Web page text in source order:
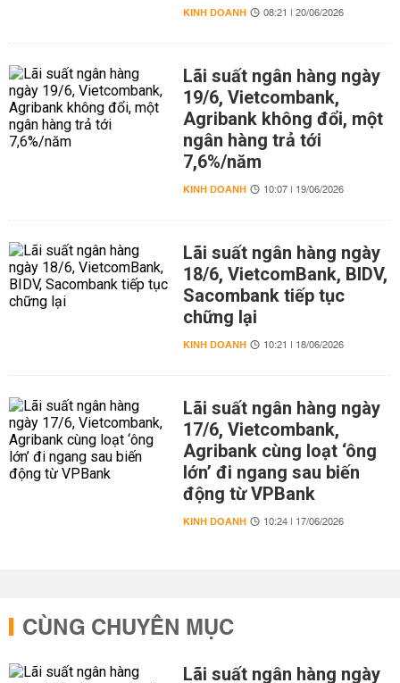
KINH DOANH 08:21 | 20/06/2026
Lãi suất ngân hàng ngày
19/6, Vietcombank,
Agribank không đổi, một
ngân hàng trả tới
7,6%/năm
KINH DOANH 10:07 | 19/06/2026
Lãi suất ngân hàng ngày
18/6, VietcomBank, BIDV,
Sacombank tiếp tục
chững lại
KINH DOANH 10:21 | 18/06/2026
Lãi suất ngân hàng ngày
17/6, Vietcombank,
Agribank cùng loạt ‘ông
lớn’ đi ngang sau biến
động từ VPBank
KINH DOANH 10:24 | 17/06/2026
CÙNG CHUYÊN MỤC
Lãi suất ngân hàng ngày